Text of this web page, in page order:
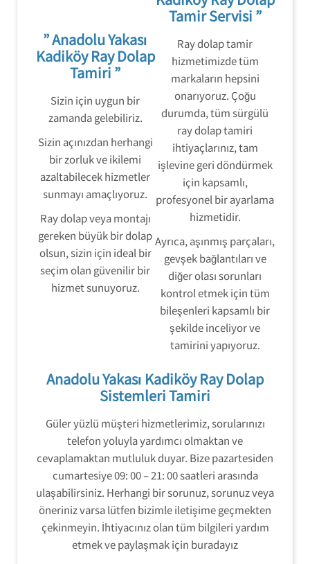
” Anadolu Yakası
Kadiköy Ray Dolap
Tamiri ”
Sizin için uygun bir
zamanda gelebiliriz.
Sizin açınızdan herhangi
bir zorluk ve ikilemi
azaltabilecek hizmetler
sunmayı amaçlıyoruz.
Ray dolap veya montajı
gereken büyük bir dolap
olsun, sizin için ideal bir
seçim olan güvenilir bir
hizmet sunuyoruz.
Tamir Servisi ”
Ray dolap tamir
hizmetimizde tüm
markaların hepsini
onarıyoruz. Çoğu
durumda, tüm sürgülü
ray dolap tamiri
ihtiyaçlarınız, tam
işlevine geri döndürmek
için kapsamlı,
profesyonel bir ayarlama
hizmetidir.
Ayrıca, aşınmış parçaları,
gevşek bağlantıları ve
diğer olası sorunları
kontrol etmek için tüm
bileşenleri kapsamlı bir
şekilde inceliyor ve
tamirini yapıyoruz.
Anadolu Yakası Kadiköy Ray Dolap
Sistemleri Tamiri
Güler yüzlü müşteri hizmetlerimiz, sorularınızı
telefon yoluyla yardımcı olmaktan ve
cevaplamaktan mutluluk duyar. Bize pazartesiden
cumartesiye 09: 00 – 21: 00 saatleri arasında
ulaşabilirsiniz. Herhangi bir sorunuz, sorunuz veya
öneriniz varsa lütfen bizimle iletişime geçmekten
çekinmeyin. İhtiyacınız olan tüm bilgileri yardım
etmek ve paylaşmak için buradayız